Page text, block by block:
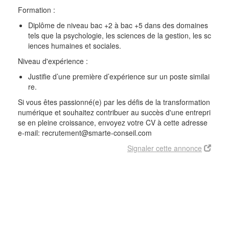
Formation :
Diplôme de niveau bac +2 à bac +5 dans des domaines
tels que la psychologie, les sciences de la gestion, les sc
iences humaines et sociales.
Niveau d'expérience :
Justifie d’une première d’expérience sur un poste similai
re.
Si vous êtes passionné(e) par les défis de la transformation
numérique et souhaitez contribuer au succès d'une entrepri
se en pleine croissance, envoyez votre CV à cette adresse
e-mail: recrutement@smarte-conseil.com
Signaler cette annonce